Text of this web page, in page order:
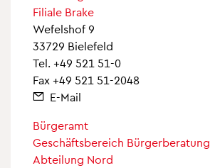
Filiale Brake
Wefelshof 9
33729 Bielefeld
Tel. +49 521 51-0
Fax +49 521 51-2048
E-Mail
Bürgeramt
Geschäftsbereich Bürgerberatung
Abteilung Nord